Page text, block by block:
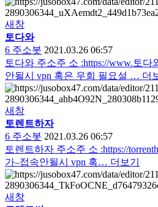
새창
토다와
6 주소봇 2021.03.26 06:57
토다와 주소주 소 :https://www.토다
안될시 vpn 혹은 우회 필요설 … 더
새창
토렌트하자
6 주소봇 2021.03.26 06:57
토렌트하자 주소주 소 :https://
가–접속안될시 vpn 혹… 더보기
새창